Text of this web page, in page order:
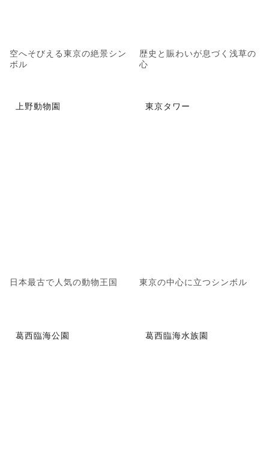
空へそびえる東京の絶景シン
ボル
歴史と賑わいが息づく浅草の
心
上野動物園
日本最古で人気の動物王国
東京タワー
東京の中心に立つシンボル
葛西臨海公園 葛西臨海水族園